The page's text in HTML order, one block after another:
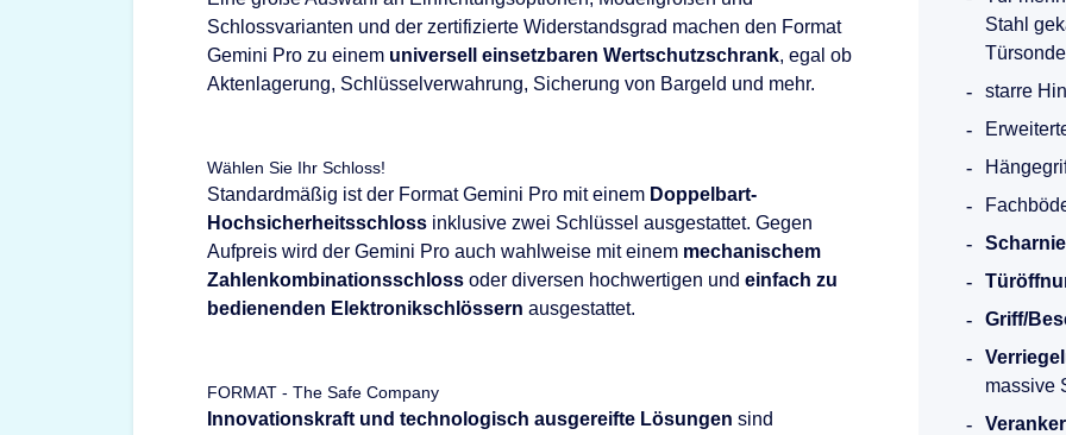
Schlossvarianten und der zertifizierte Widerstandsgrad machen den Format
Gemini Pro zu einem universell einsetzbaren Wertschutzschrank, egal ob
Aktenlagerung, Schlüsselverwahrung, Sicherung von Bargeld und mehr.
Wählen Sie Ihr Schloss!
Standardmäßig ist der Format Gemini Pro mit einem Doppelbart-
Hochsicherheitsschloss inklusive zwei Schlüssel ausgestattet. Gegen
Aufpreis wird der Gemini Pro auch wahlweise mit einem mechanischem
Zahlenkombinationsschloss oder diversen hochwertigen und einfach zu
bedienenden Elektronikschlössern ausgestattet.
FORMAT - The Safe Company
Innovationskraft und technologisch ausgereifte Lösungen sind
Stahl
starre
Griff/
massive